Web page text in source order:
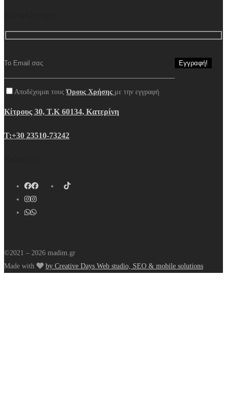
Αποδέχομαι τουςΌρους Χρήσης με την εγγραφή
Κίτρους 30, Τ.Κ 60134, Κατερίνη
Τ:+30 23510-73242
©2021 – 2026 madim.gr
Made with
by Creative Days Web studio, SEO & mobile solutions